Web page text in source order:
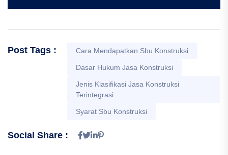
Post Tags : Cara Mendapatkan Sbu Konstruksi
Dasar Hukum Jasa Konstruksi
Jenis Klasifikasi Jasa Konstruksi
Terintegrasi
Syarat Sbu Konstruksi
Social Share :